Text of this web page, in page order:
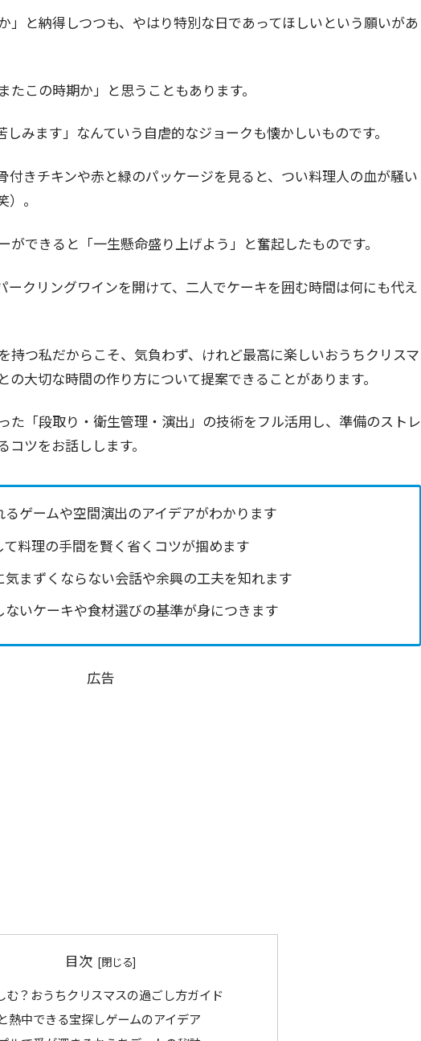
」と納得しつつも、やはり特別な日であってほしいという願いがあ
この時期か」と思うこともあります。
みます」なんていう自虐的なジョークも懐かしいものです。
付きチキンや赤と緑のパッケージを見ると、つい料理人の血が騒い
。
できると「一生懸命盛り上げよう」と奮起したものです。
ークリングワインを開けて、二人でケーキを囲む時間は何にも代え
持つ私だからこそ、気負わず、けれど最高に楽しいおうちクリスマ
大切な時間の作り方について提案できることがあります。
た「段取り・衛生管理・演出」の技術をフル活用し、準備のストレ
ツをお話しします。
ゲームや空間演出のアイデアがわかります
料理の手間を賢く省くコツが掴めます
まずくならない会話や余興の工夫を知れます
いケーキや食材選びの基準が身につきます
広告
目次
む？おうちクリスマスの過ごし方ガイド
熱中できる宝探しゲームのアイデア